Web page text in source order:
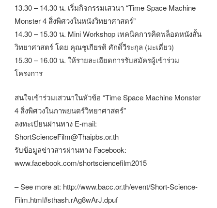
13.30 – 14.30 น. เริ่มกิจกรรมเสวนา “Time Space Machine
Monster 4 สิ่งพิศวงในหนังวิทยาศาสตร์”
14.30 – 15.30 น. Mini Workshop เทคนิคการคิดพล็อตหนังสั้น
วิทยาศาสตร์ โดย คุณชูเกียรติ ศักดิ์วีระกุล (มะเดี่ยว)
15.30 – 16.00 น. ให้รายละเอียดการรับสมัครผู้เข้าร่วม
โครงการ
สนใจเข้าร่วมเสวนาในหัวข้อ “Time Space Machine Monster
4 สิ่งพิศวงในภาพยนตร์วิทยาศาสตร์”
ลงทะเบียนผ่านทาง E-mail:
ShortScienceFilm@Thaipbs.or.th
รับข้อมูลข่าวสารผ่านทาง Facebook:
www.facebook.com/shortsciencefilm2015
– See more at: http://www.bacc.or.th/event/Short-Science-
Film.html#sthash.rAg8wArJ.dpuf